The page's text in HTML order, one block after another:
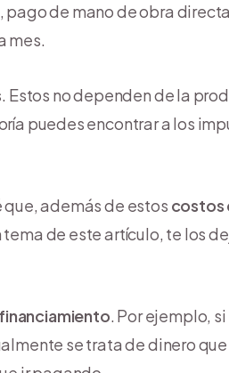
de mano de obra
mes.
. Estos no dependen de la
puedes encontrar a los
además de estos costos
tema de este artículo, te los
. Por ejemplo,
se trata de dinero